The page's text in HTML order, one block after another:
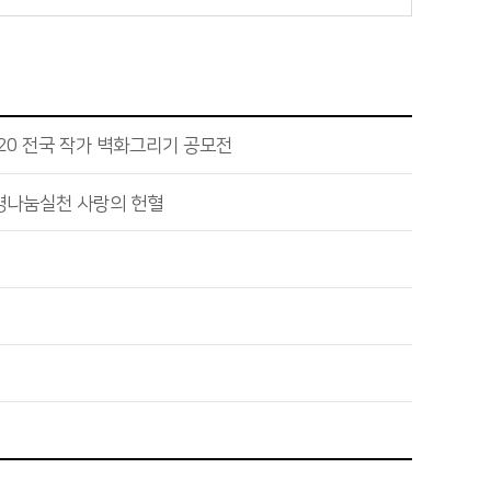
전국 작가 벽화그리기 공모전
나눔실천 사랑의 헌혈